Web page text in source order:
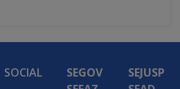
SOCIAL
SEGOV
SEJUSP